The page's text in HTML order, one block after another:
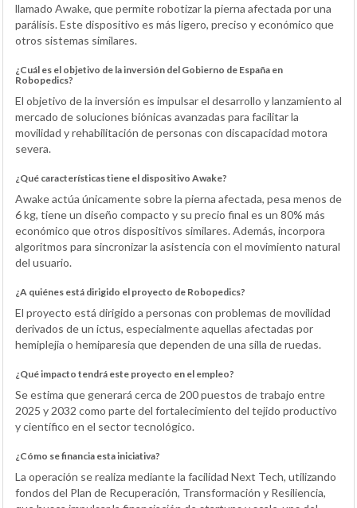
llamado Awake, que permite robotizar la pierna afectada por una
parálisis. Este dispositivo es más ligero, preciso y económico que
otros sistemas similares.
¿Cuál es el objetivo de la inversión del Gobierno de España en
Robopedics?
El objetivo de la inversión es impulsar el desarrollo y lanzamiento al
mercado de soluciones biónicas avanzadas para facilitar la
movilidad y rehabilitación de personas con discapacidad motora
severa.
¿Qué características tiene el dispositivo Awake?
Awake actúa únicamente sobre la pierna afectada, pesa menos de
6 kg, tiene un diseño compacto y su precio final es un 80% más
económico que otros dispositivos similares. Además, incorpora
algoritmos para sincronizar la asistencia con el movimiento natural
del usuario.
¿A quiénes está dirigido el proyecto de Robopedics?
El proyecto está dirigido a personas con problemas de movilidad
derivados de un ictus, especialmente aquellas afectadas por
hemiplejia o hemiparesia que dependen de una silla de ruedas.
¿Qué impacto tendrá este proyecto en el empleo?
Se estima que generará cerca de 200 puestos de trabajo entre
2025 y 2032 como parte del fortalecimiento del tejido productivo
y científico en el sector tecnológico.
¿Cómo se financia esta iniciativa?
La operación se realiza mediante la facilidad Next Tech, utilizando
fondos del Plan de Recuperación, Transformación y Resiliencia,